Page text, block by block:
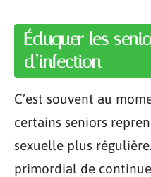
Éduquer les
d’infection
C’est souvent au
certains seniors
sexuelle plus
primordial de